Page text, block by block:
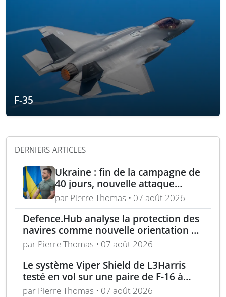
F-35
DERNIERS ARTICLES
Ukraine : fin de la campagne de
40 jours, nouvelle attaque
contre Wildberries et
élimination d’un général russe à
Moscou
par Pierre Thomas • 07 août 2026
Defence.Hub analyse la protection des
navires comme nouvelle orientation du
système MACS
par Pierre Thomas • 07 août 2026
Le système Viper Shield de L3Harris
testé en vol sur une paire de F-16 à
Edwards AFB
par Pierre Thomas • 07 août 2026